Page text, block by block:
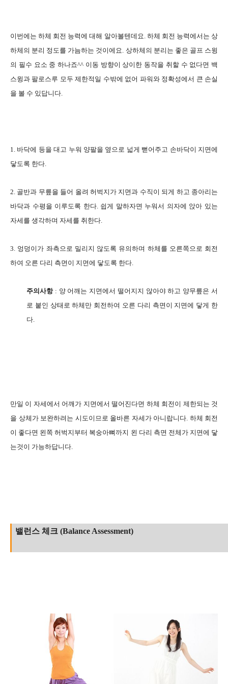
이번에는 하체 회전 능력에 대해 알아볼텐데요. 하체 회전 능력에서는 상
하체의 분리 정도를 가늠하는 것이에요. 상하체의 분리는 좋은 골프 스윙
의 필수 요소 중 하나죠^^ 이동 방향이 상이한 동작을 취할 수 없다면 백
스윙과 팔로스루 모두 제한적일 수밖에 없어 파워와 정확성에서 큰 손실
을 볼 수 있답니다.
1. 바닥에 등을 대고 누워 양팔을 옆으로 넓게 뻗어주고 손바닥이 지면에
닿도록 한다.
2. 골반과 무릎을 들어 올려 허벅지가 지면과 수직이 되게 하고 종아리는
바닥과 수평을 이루도록 한다. 쉽게 말하자면 누워서 의자에 앉아 있는
자세를 생각하며 자세를 취한다.
3. 엉덩이가 좌측으로 밀리지 않도록 유의하며 하체를 오른쪽으로 회전
하여 오른 다리 측면이 지면에 닿도록 한다.
주의사항: 양 어깨는 지면에서 떨어지지 않아야 하고 양무릎은 서
로 붙인 상태로 하체만 회전하여 오른 다리 측면이 지면에 닿게 한
다.
만일 이 자세에서 어깨가 지면에서 떨어진다면 하체 회전이 제한되는 것
을 상체가 보완하려는 시도이므로 올바른 자세가 아니랍니다. 하체 회전
이 좋다면 왼쪽 허벅지부터 복숭아뼈까지 왼 다리 측면 전체가 지면에 닿
는것이 가능하답니다.
밸런스 체크 (Balance Assessment)